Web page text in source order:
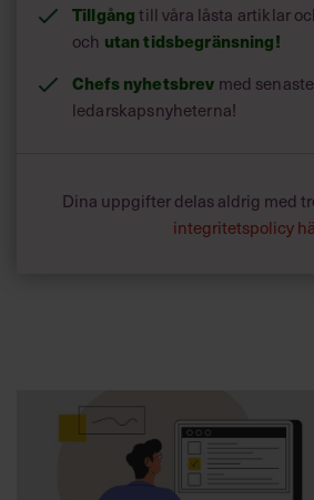
Tillgångtill våra låsta artiklar
och utan tidsbegränsning!
Chefs nyhetsbrev med senaste
ledarskapsnyheterna!
Dina uppgifter delas aldrig med
integritetspolicy